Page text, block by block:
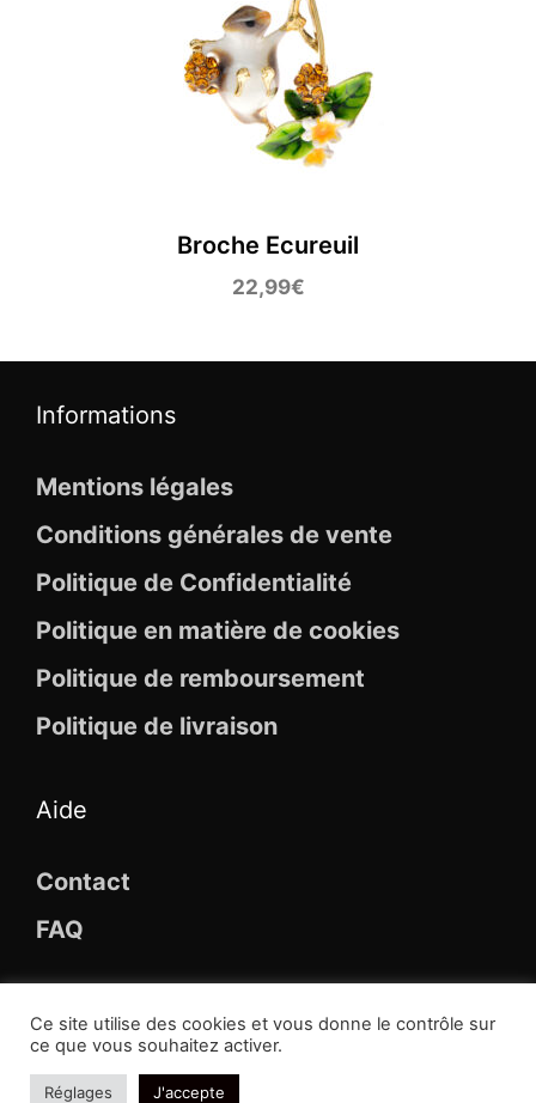
Broche Ecureuil
22,99€
Informations
Mentions légales
Conditions générales de vente
Politique de Confidentialité
Politique en matière de cookies
Politique de remboursement
Politique de livraison
Aide
Contact
FAQ
© 2026 Maison Des Broches
Ce site utilise des cookies et vous donne le contrôle sur
ce que vous souhaitez activer.
Réglages J'accepte